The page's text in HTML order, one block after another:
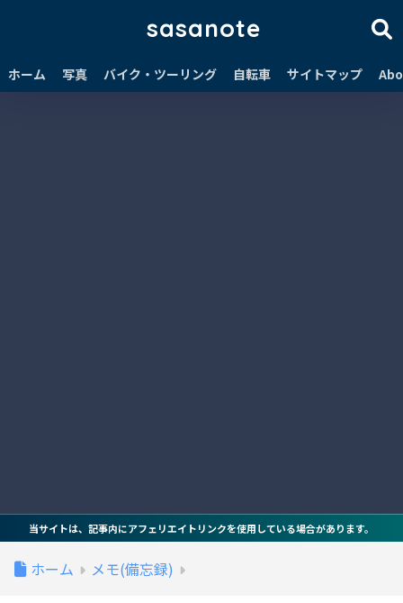
sasanote
ホーム 写真 バイク・ツーリング 自転車 サイトマップ
当サイトは、記事内にアフェリエイトリンクを使用している場合があります。
ホーム メモ(備忘録)